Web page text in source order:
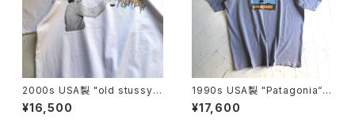
2000s USA製 "old stussy"
S/S T-shirt
¥16,500
1990s USA製 "Patagonia“ b
eneficial S/S T-shirt
¥17,600